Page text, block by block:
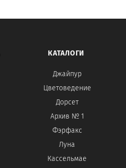
КАТАЛОГИ
Джайпур
Цветоведение
Дорсет
Архив № 1
Фэрфакс
Луна
Кассельмае